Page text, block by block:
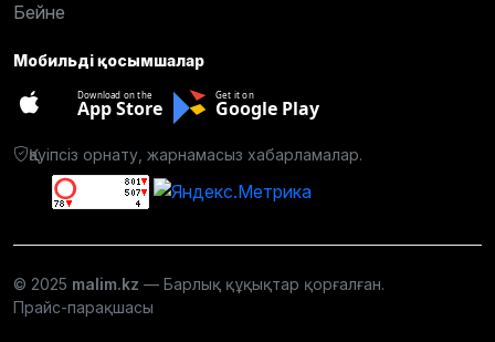
Бейне
Мобильді қосымшалар
Download on the
App Store
Get it on
Google Play
Қауіпсіз орнату, жарнамасыз хабарламалар.
© 2025 malim.kz — Барлық құқықтар қорғалған.
Прайс-парақшасы